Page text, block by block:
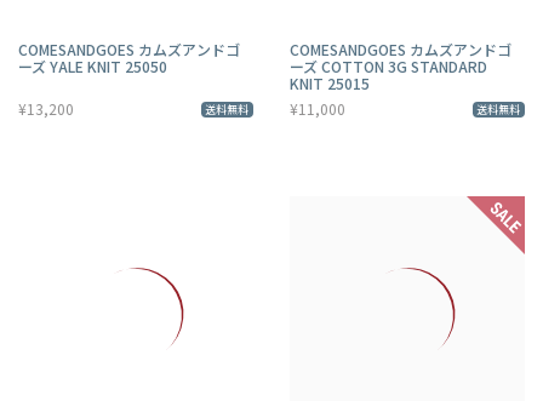
COMESANDGOES カムズアンドゴ
ーズ YALE KNIT 25050
¥13,200 送料無料
COMESANDGOES カムズアンドゴ
ーズ COTTON 3G STANDARD
KNIT 25015
¥11,000
送料無料